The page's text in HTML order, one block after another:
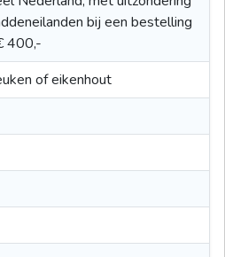
bij een bestelling
400,-
of eikenhout